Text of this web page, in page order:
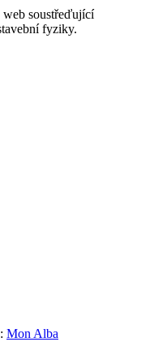
soustřeďující
fyziky.
Mon Alba